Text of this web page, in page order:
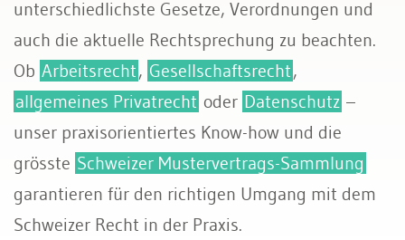
unterschiedlichste Gesetze, Verordnungen und
auch die aktuelle Rechtsprechung zu beachten.
Ob Arbeitsrecht, Gesellschaftsrecht,
allgemeines Privatrecht oder Datenschutz –
unser praxisorientiertes Know-how und die
grösste Schweizer Mustervertrags-Sammlung
garantieren für den richtigen Umgang mit dem
Schweizer Recht in der Praxis.